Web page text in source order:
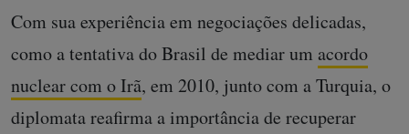
Com sua experiência em negociações delicadas,
como a tentativa do Brasil de mediar um acordo
nuclear com o Irã, em 2010, junto com a Turquia, o
diplomata reafirma a importância de recuperar